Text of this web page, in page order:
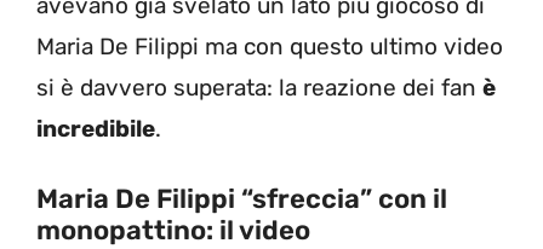
Maria De Filippi ma con questo ultimo video
si è davvero superata: la reazione dei fan è
incredibile.
Maria De Filippi “sfreccia” con il
monopattino: il video